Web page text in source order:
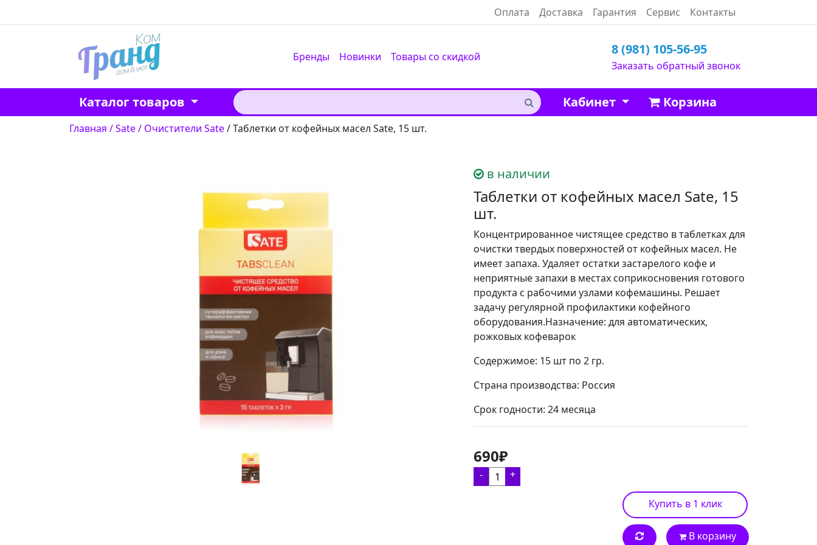
Оплата Доставка Гарантия Сервис Контакты
Бренды Новинки Товары со скидкой 8 (981) 105-56-95
Заказать обратный звонок
Каталог товаров Кабинет Корзина
Главная / Sate/ Очистители Sate/ Таблетки от кофейных масел Sate, 15 шт.
в наличии
Таблетки от кофейных масел Sate, 15
шт.
Концентрированное чистящее средство в таблетках для
очистки твердых поверхностей от кофейных масел. Не
имеет запаха. Удаляет остатки застарелого кофе и
неприятные запахи в местах соприкосновения готового
продукта с рабочими узлами кофемашины. Решает
задачу регулярной профилактики кофейного
оборудования.Назначение: для автоматических,
рожковых кофеварок
Содержимое: 15 шт по 2 гр.
Страна производства: Россия
Срок годности: 24 месяца
690₽
- +
Купить в 1 клик
В корзину